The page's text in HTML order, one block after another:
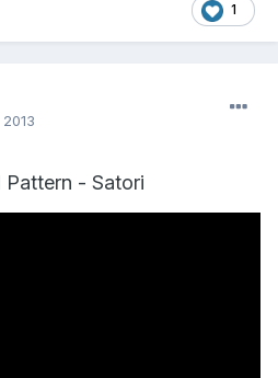
1
Pattern - Satori